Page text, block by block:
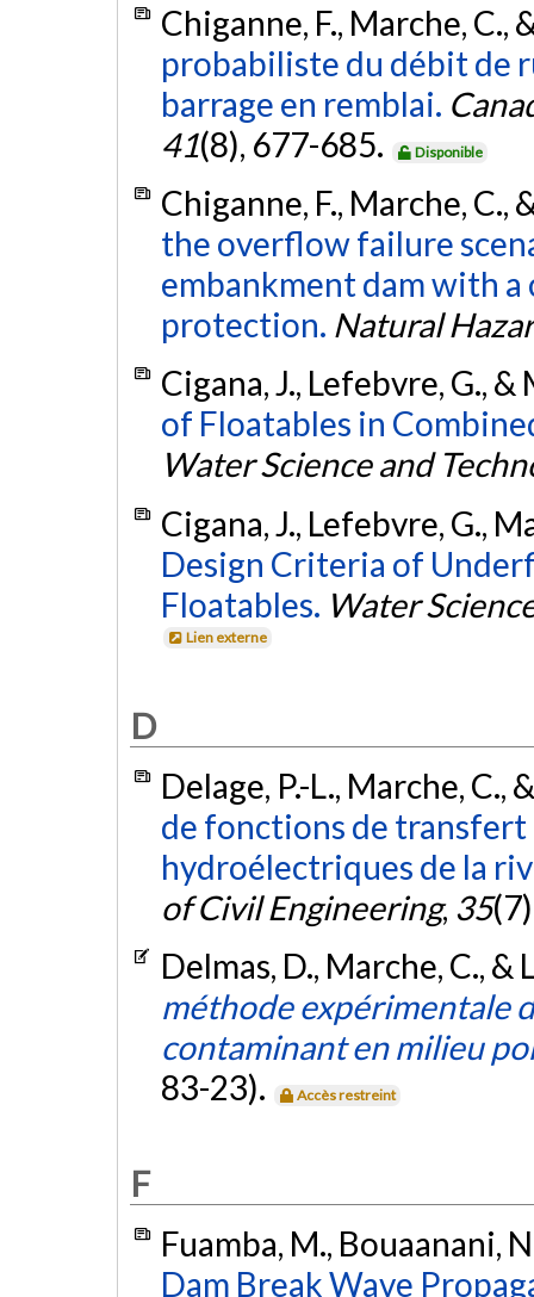
Chiganne, F., Marche, C.,
probabiliste du débit de
barrage en remblai.
41(8), 677-685. Disponible
Chiganne, F., Marche, C.,
the overflow failure
embankment dam with
protection. Natural
Cigana, J., Lefebvre, G.,
of Floatables in
Water Science and
Cigana, J., Lefebvre, G.,
Design Criteria of
Floatables. Water
Lien externe
D
Delage, P.-L., Marche, C.,
de fonctions de transfert
hydroélectriques de la
of Civil Engineering, 35
Delmas, D., Marche, C., &
méthode expérimentale
contaminant en milieu
83-23).
Accès restreint
F
Fuamba, M., Bouaanani,
Dam Break Wave